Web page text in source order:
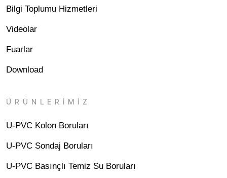
Bilgi Toplumu Hizmetleri
Videolar
Fuarlar
Download
ÜRÜNLERİMİZ
U-PVC Kolon Boruları
U-PVC Sondaj Boruları
U-PVC Basınçlı Temiz Su Boruları